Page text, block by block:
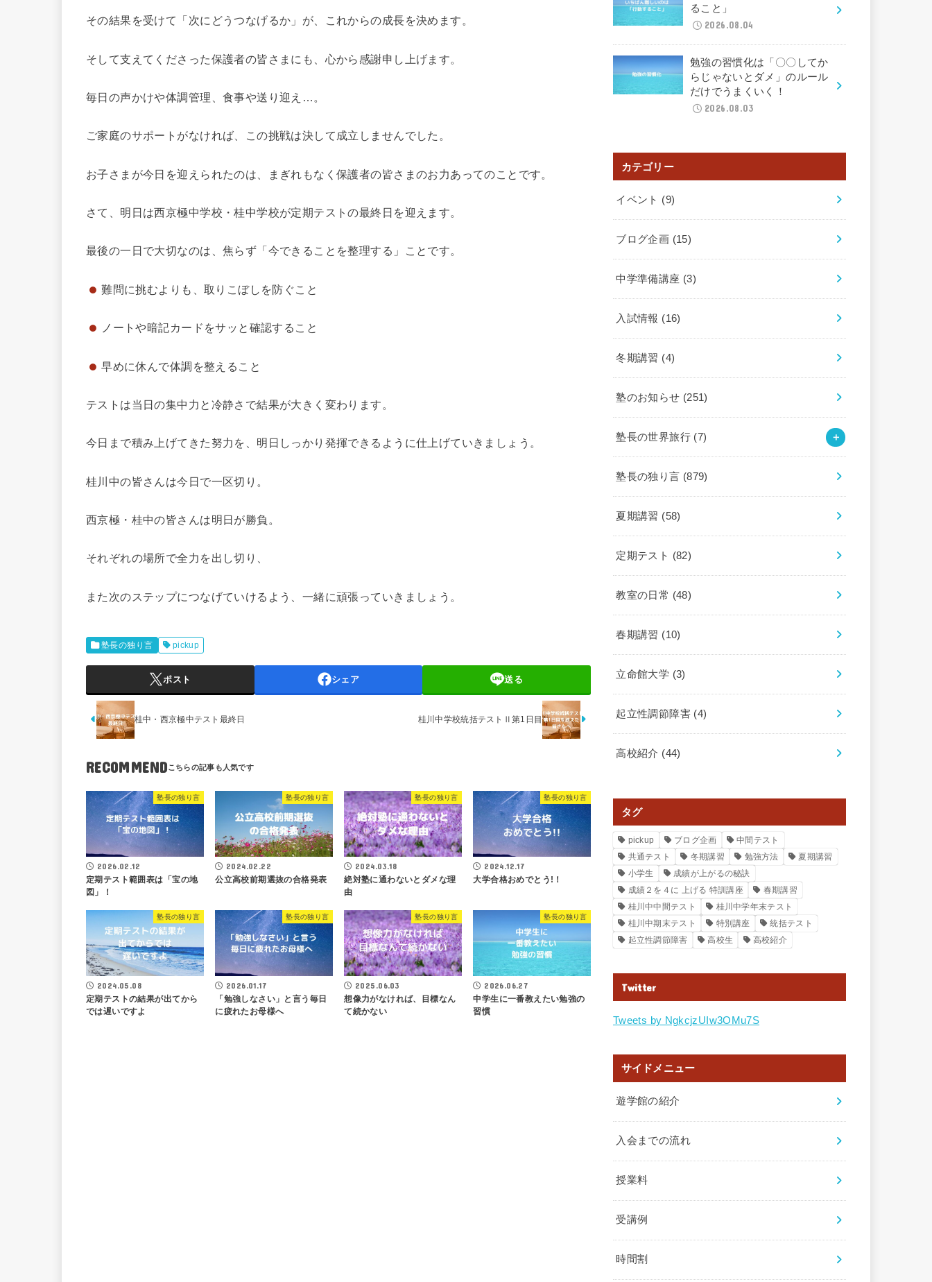
その結果を受けて「次にどうつなげるか」が、これからの成長を決めます。
そして支えてくださった保護者の皆さまにも、心から感謝申し上げます。
毎日の声かけや体調管理、食事や送り迎え…。
ご家庭のサポートがなければ、この挑戦は決して成立しませんでした。
お子さまが今日を迎えられたのは、まぎれもなく保護者の皆さまのお力あってのことです。
さて、明日は西京極中学校・桂中学校が定期テストの最終日を迎えます。
最後の一日で大切なのは、焦らず「今できることを整理する」ことです。
難問に挑むよりも、取りこぼしを防ぐこと
ノートや暗記カードをサッと確認すること
早めに休んで体調を整えること
テストは当日の集中力と冷静さで結果が大きく変わります。
今日まで積み上げてきた努力を、明日しっかり発揮できるように仕上げていきましょう。
桂川中の皆さんは今日で一区切り。
西京極・桂中の皆さんは明日が勝負。
それぞれの場所で全力を出し切り、
また次のステップにつなげていけるよう、一緒に頑張っていきましょう。
塾長の独り言 pickup
ポスト シェア 送る
桂中・西京極中テスト最終日 桂川中学校統括テストⅡ第1日目
RECOMMEND
塾長の独り言
2026.02.12
定期テスト範囲表は「宝の地
図」！
塾長の独り言
2024.02.22
公立高校前期選抜の合格発表
塾長の独り言
2024.03.18
絶対塾に通わないとダメな理
由
塾長の独り言
2024.12.17
大学合格おめでとう!！
塾長の独り言
2024.05.08
定期テストの結果が出てから
では遅いですよ
塾長の独り言
2026.01.17
「勉強しなさい」と言う毎日
に疲れたお母様へ
塾長の独り言
2025.06.03
想像力がなければ、目標なん
て続かない
塾長の独り言
2026.06.27
中学生に一番教えたい勉強の
習慣
ること」
2026.08.04
勉強の習慣化は「〇〇してか
らじゃないとダメ」のルール
だけでうまくいく！
2026.08.03
カテゴリー
イベント (9)
ブログ企画 (15)
中学準備講座 (3)
入試情報 (16)
冬期講習 (4)
塾のお知らせ (251)
塾長の世界旅行 (7)
塾長の独り言 (879)
夏期講習 (58)
定期テスト (82)
教室の日常 (48)
春期講習 (10)
立命館大学 (3)
起立性調節障害 (4)
高校紹介 (44)
タグ
pickup ブログ企画
中間テスト
共通テスト
冬期講習 勉強方法
夏期講習
小学生
成績が上がるの秘訣
成績２を４に 上げる 特訓講座
春期講習
桂川中中間テスト
桂川中学年末テスト
桂川中期末テスト
特別講座
統括テスト
起立性調節障害
高校生 高校紹介
Twitter
Tweets by NgkcjzUIw3OMu7S
サイドメニュー
遊学館の紹介
入会までの流れ
授業料
受講例
時間割